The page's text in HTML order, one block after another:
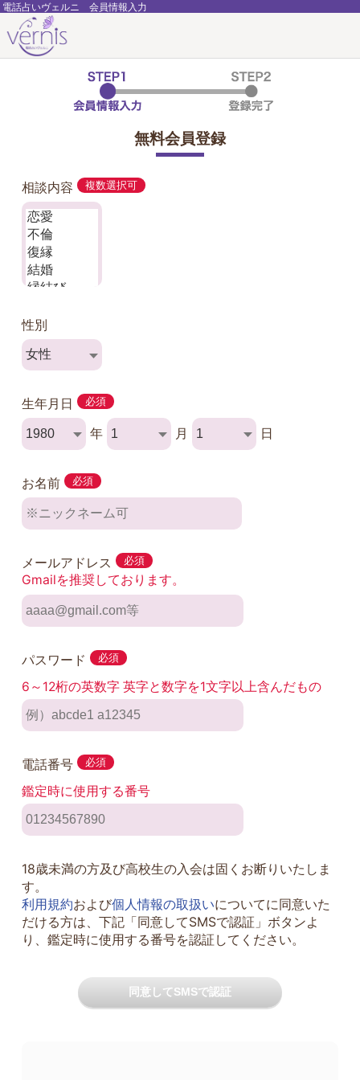
電話占いヴェルニ 会員情報入力
無料会員登録
相談内容 複数選択可
性別
生年月日 必須
年 月 日
お名前 必須
メールアドレス 必須
Gmailを推奨しております。
パスワード 必須
6～12桁の英数字 英字と数字を1文字以上含んだもの
電話番号 必須
鑑定時に使用する番号
18歳未満の方及び高校生の入会は固くお断りいたしま
す。
利用規約および個人情報の取扱いについてに同意いた
だける方は、下記「同意してSMSで認証」ボタンよ
り、鑑定時に使用する番号を認証してください。
同意してSMSで認証